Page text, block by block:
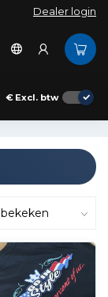
Dealer login
€ Excl. btw